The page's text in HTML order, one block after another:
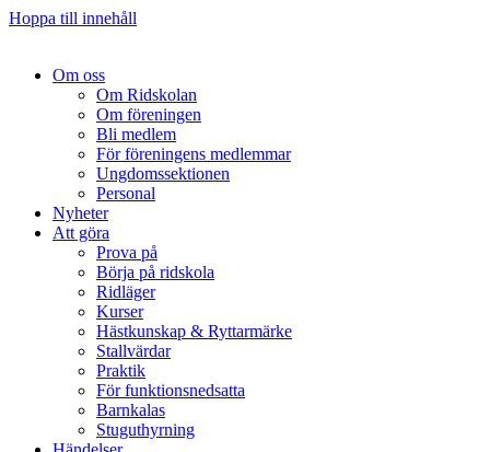
Hoppa till innehåll
Om oss
Om Ridskolan
Om föreningen
Bli medlem
För föreningens medlemmar
Ungdomssektionen
Personal
Nyheter
Att göra
Prova på
Börja på ridskola
Ridläger
Kurser
Hästkunskap & Ryttarmärke
Stallvärdar
Praktik
För funktionsnedsatta
Barnkalas
Stuguthyrning